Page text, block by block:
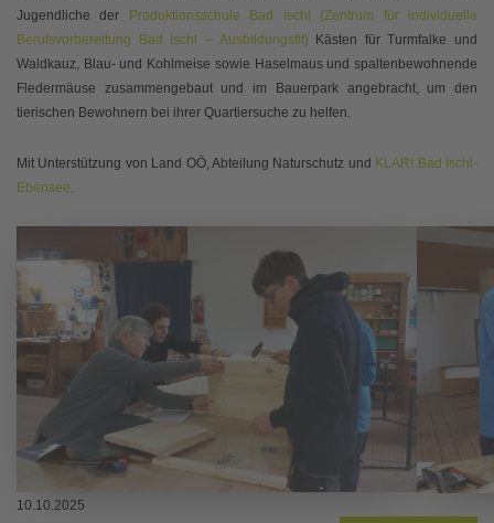
Jugendliche der
Produktionsschule Bad Ischl (Zentrum für individuelle
Berufsvorbereitung Bad Ischl – Ausbildungsfit) Kästen für Turmfalke und
Waldkauz, Blau- und Kohlmeise sowie Haselmaus und spaltenbewohnende
Fledermäuse zusammengebaut und im Bauerpark angebracht, um den
tierischen Bewohnern bei ihrer Quartiersuche zu helfen.
Mit Unterstützung von Land OÖ, Abteilung Naturschutz und KLAR! Bad Ischl-
Ebensee.
10.10.2025